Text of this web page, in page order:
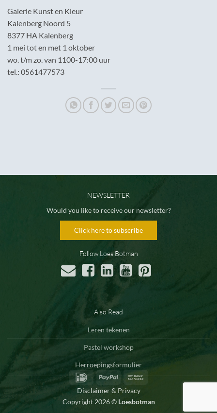
Galerie Kunst en Kleur
Kalenberg Noord 5
8377 HA Kalenberg
1 mei tot en met 1 oktober
wo. t/m zo. van 1100-17:00 uur
tel.: 0561477573
NEWSLETTER
Would you like to receive our newsletter?
Click here to subscribe
Follow Loes Botman
Also Read
Leren tekenen
Pastel workshop
Herroepingsformulier
IDeal
PayPal
Disclaimer & Privacy
Copyright 2026 © Loesbotman